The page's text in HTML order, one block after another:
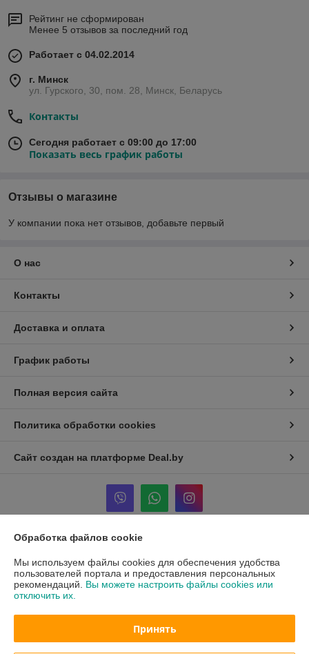
Рейтинг не сформирован
Менее 5 отзывов за последний год
Работает с 04.02.2014
г. Минск
ул. Гурского, 30, пом. 28, Минск, Беларусь
Контакты
Сегодня работает с 09:00 до 17:00
Показать весь график работы
Отзывы о магазине
У компании пока нет отзывов, добавьте первый
О нас
Контакты
Доставка и оплата
График работы
Полная версия сайта
Политика обработки cookies
Сайт создан на платформе Deal.by
Юридическое лицо:ОБЩЕСТВО С ДОПОЛНИТЕЛЬНОЙ
ОТВЕТСТВЕННОСТЬЮ «АГРОСЕМСЕРВИС плюс»
220015, г. Минск, ул. Гурского 30, пом 28
Регистрационный номер ЕГР: 190692951
Обработка файлов cookie
Мы используем файлы cookies для обеспечения удобства
пользователей портала и предоставления персональных
рекомендаций. Вы можете настроить файлы cookies или
отключить их.
Принять